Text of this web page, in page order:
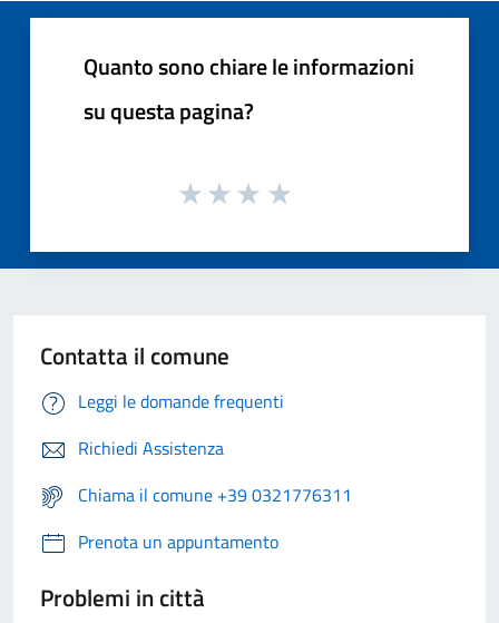
Quanto sono chiare le informazioni
su questa pagina?
Contatta il comune
Leggi le domande frequenti
Richiedi Assistenza
Chiama il comune +39 0321776311
Prenota un appuntamento
Problemi in città